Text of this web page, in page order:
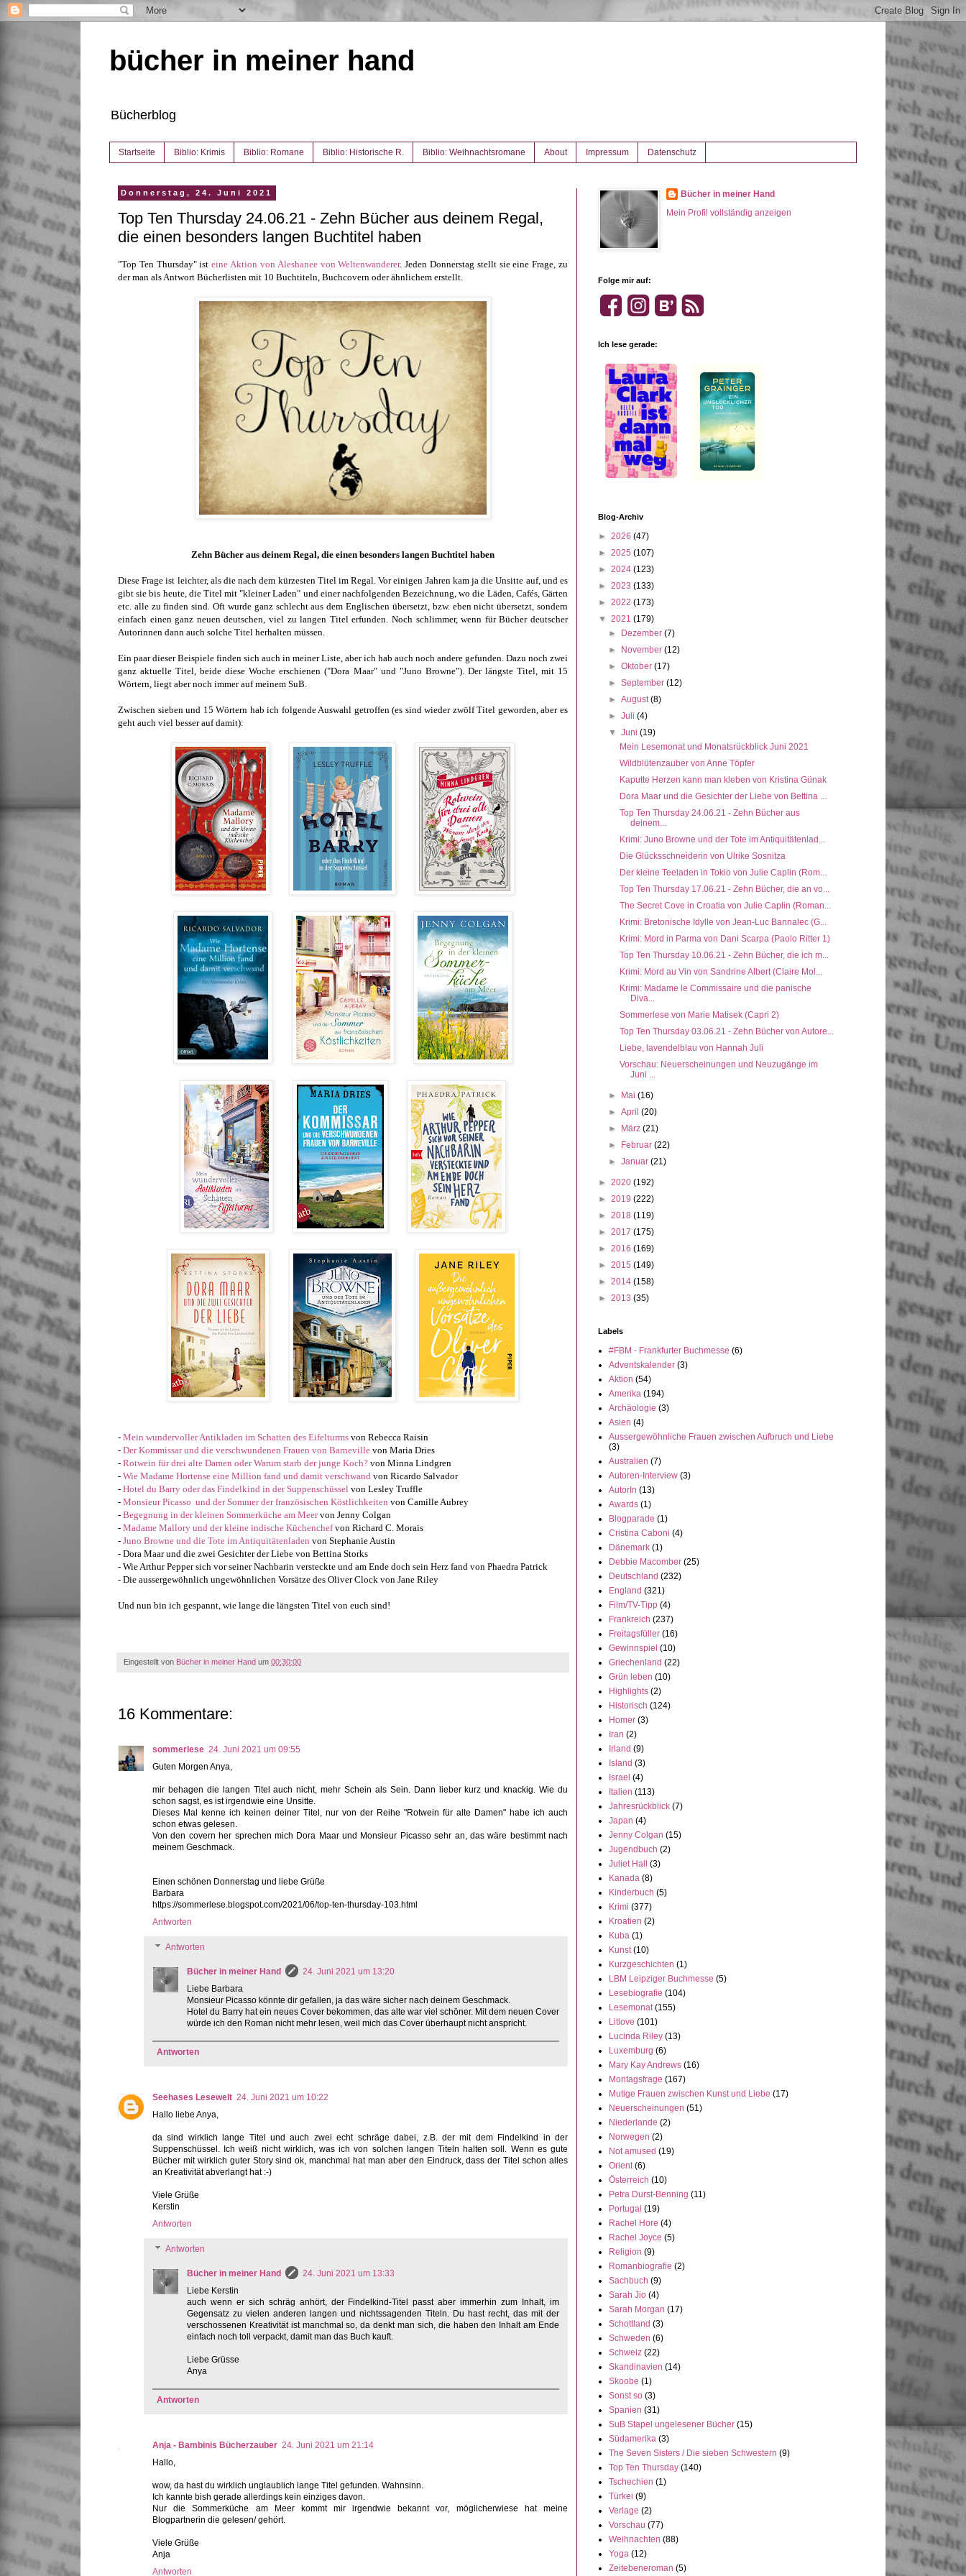
bücher in meiner hand
Bücherblog
Startseite Biblio: Krimis Biblio: Romane Biblio: Historische R. Biblio: Weihnachtsromane About Impressum Datenschutz
Donnerstag, 24. Juni 2021
Top Ten Thursday 24.06.21 - Zehn Bücher aus deinem Regal,
die einen besonders langen Buchtitel haben
"Top Ten Thursday" isteine Aktion von Aleshanee von Weltenwanderer. Jeden Donnerstag stellt sie eine Frage, zu
der man als Antwort Bücherlisten mit 10 Buchtiteln, Buchcovern oder ähnlichem erstellt.
Zehn Bücher aus deinem Regal, die einen besonders langen Buchtitel haben
Diese Frage ist leichter, als die nach dem kürzesten Titel im Regal. Vor einigen Jahren kam ja die Unsitte auf, und es
gibt sie bis heute, die Titel mit "kleiner Laden" und einer nachfolgenden Bezeichnung, wo die Läden, Cafés, Gärten
etc. alle zu finden sind. Oft wurde ganz schlecht aus dem Englischen übersetzt, bzw. eben nicht übersetzt, sondern
einfach einen ganz neuen deutschen, viel zu langen Titel erfunden. Noch schlimmer, wenn für Bücher deutscher
Autorinnen dann auch solche Titel herhalten müssen.
Ein paar dieser Beispiele finden sich auch in meiner Liste, aber ich hab auch noch andere gefunden. Dazu noch zwei
ganz aktuelle Titel, beide diese Woche erschienen ("Dora Maar" und "Juno Browne"). Der längste Titel, mit 15
Wörtern, liegt aber noch immer auf meinem SuB.
Zwischen sieben und 15 Wörtern hab ich folgende Auswahl getroffen (es sind wieder zwölf Titel geworden, aber es
geht auch viel besser auf damit):
- Mein wundervoller Antikladen im Schatten des Eifelturms von Rebecca Raisin
- Der Kommissar und die verschwundenen Frauen von Barneville von Maria Dries
- Rotwein für drei alte Damen oder Warum starb der junge Koch? von Minna Lindgren
- Wie Madame Hortense eine Million fand und damit verschwand von Ricardo Salvador
- Hotel du Barry oder das Findelkind in der Suppenschüssel von Lesley Truffle
- Monsieur Picasso und der Sommer der französischen Köstlichkeiten von Camille Aubrey
- Begegnung in der kleinen Sommerküche am Meervon Jenny Colgan
- Madame Mallory und der kleine indische Küchenchefvon Richard C. Morais
- Juno Browne und die Tote im Antiquitätenladen von Stephanie Austin
- Dora Maar und die zwei Gesichter der Liebe von Bettina Storks
- Wie Arthur Pepper sich vor seiner Nachbarin versteckte und am Ende doch sein Herz fand von Phaedra Patrick
- Die aussergewöhnlich ungewöhnlichen Vorsätze des Oliver Clock von Jane Riley
Und nun bin ich gespannt, wie lange die längsten Titel von euch sind!
Eingestellt von Bücher in meiner Hand um 00:30:00
16 Kommentare:
sommerlese 24. Juni 2021 um 09:55
Guten Morgen Anya,
mir behagen die langen Titel auch nicht, mehr Schein als Sein. Dann lieber kurz und knackig. Wie du
schon sagst, es ist irgendwie eine Unsitte.
Dieses Mal kenne ich keinen deiner Titel, nur von der Reihe "Rotwein für alte Damen" habe ich auch
schon etwas gelesen.
Von den covern her sprechen mich Dora Maar und Monsieur Picasso sehr an, das wäre bestimmt nach
meinem Geschmack.
Einen schönen Donnerstag und liebe Grüße
Barbara
https://sommerlese.blogspot.com/2021/06/top-ten-thursday-103.html
Antworten
Antworten
Bücher in meiner Hand
24. Juni 2021 um 13:20
Liebe Barbara
Monsieur Picasso könnte dir gefallen, ja das wäre sicher nach deinem Geschmack.
Hotel du Barry hat ein neues Cover bekommen, das alte war viel schöner. Mit dem neuen Cover
würde ich den Roman nicht mehr lesen, weil mich das Cover überhaupt nicht anspricht.
Antworten
Seehases Lesewelt 24. Juni 2021 um 10:22
Hallo liebe Anya,
da sind wirklich lange Titel und auch zwei echt schräge dabei, z.B. der mit dem Findelkind in der
Suppenschüssel. Ich weiß nicht wirklich, was ich von solchen langen Titeln halten soll. Wenn es gute
Bücher mit wirklich guter Story sind ok, manchmal hat man aber den Eindruck, dass der Titel schon alles
an Kreativität abverlangt hat :-)
Viele Grüße
Kerstin
Antworten
Antworten
Bücher in meiner Hand
24. Juni 2021 um 13:33
Liebe Kerstin
auch wenn er sich schräg anhört, der Findelkind-Titel passt aber immerhin zum Inhalt, im
Gegensatz zu vielen anderen langen und nichtssagenden Titeln. Du hast recht, das mit der
verschossenen Kreativität ist manchmal so, da denkt man sich, die haben den Inhalt am Ende
einfach noch toll verpackt, damit man das Buch kauft.
Liebe Grüsse
Anya
Antworten
Anja - Bambinis Bücherzauber 24. Juni 2021 um 21:14
Hallo,
wow, da hast du wirklich unglaublich lange Titel gefunden. Wahnsinn.
Ich kannte bish gerade allerdings kein einziges davon.
Nur die Sommerküche am Meer kommt mir irgendwie bekannt vor, möglicherwiese hat meine
Blogpartnerin die gelesen/ gehört.
Viele Grüße
Anja
Antworten
Bücher in meiner Hand
Mein Profil vollständig anzeigen
Folge mir auf:
Ich lese gerade:
Blog-Archiv
► 2026 (47)
► 2025 (107)
► 2024 (123)
► 2023 (133)
► 2022 (173)
▼ 2021 (179)
►
Dezember(7)
►
November(12)
►Oktober(17)
►September(12)
►August(8)
►Juli(4)
▼Juni(19)
Mein Lesemonat und Monatsrückblick Juni 2021
Wildblütenzauber von Anne Töpfer
Kaputte Herzen kann man kleben von Kristina Günak
Dora Maar und die Gesichter der Liebe von Bettina ...
Top Ten Thursday 24.06.21 - Zehn Bücher aus
deinem...
Krimi: Juno Browne und der Tote im Antiquitätenlad...
Die Glücksschneiderin von Ulrike Sosnitza
Der kleine Teeladen in Tokio von Julie Caplin (Rom...
Top Ten Thursday 17.06.21 - Zehn Bücher, die an vo...
The Secret Cove in Croatia von Julie Caplin (Roman...
Krimi: Bretonische Idylle von Jean-Luc Bannalec (G...
Krimi: Mord in Parma von Dani Scarpa (Paolo Ritter 1)
Top Ten Thursday 10.06.21 - Zehn Bücher, die ich m...
Krimi: Mord au Vin von Sandrine Albert (Claire Mol...
Krimi: Madame le Commissaire und die panische
Diva...
Sommerlese von Marie Matisek (Capri 2)
Top Ten Thursday 03.06.21 - Zehn Bücher von Autore...
Liebe, lavendelblau von Hannah Juli
Vorschau: Neuerscheinungen und Neuzugänge im
Juni ...
► Mai(16)
►April(20)
►
März(21)
►
Februar(22)
►Januar(21)
► 2020 (192)
► 2019 (222)
► 2018 (119)
► 2017 (175)
► 2016 (169)
► 2015 (149)
► 2014 (158)
► 2013 (35)
Labels
#FBM - Frankfurter Buchmesse (6)
Adventskalender (3)
Aktion (54)
Amerika (194)
Archäologie (3)
Asien (4)
Aussergewöhnliche Frauen zwischen Aufbruch und Liebe
(3)
Australien (7)
Autoren-Interview (3)
AutorIn (13)
Awards (1)
Blogparade (1)
Cristina Caboni (4)
Dänemark (1)
Debbie Macomber (25)
Deutschland (232)
England (321)
Film/TV-Tipp (4)
Frankreich (237)
Freitagsfüller (16)
Gewinnspiel (10)
Griechenland (22)
Grün leben (10)
Highlights (2)
Historisch (124)
Homer (3)
Iran (2)
Irland (9)
Island (3)
Israel (4)
Italien (113)
Jahresrückblick (7)
Japan (4)
Jenny Colgan (15)
Jugendbuch (2)
Juliet Hall
(3)
Kanada (8)
Kinderbuch (5)
Krimi (377)
Kroatien (2)
Kuba (1)
Kunst (10)
Kurzgeschichten (1)
LBM Leipziger Buchmesse (5)
Lesebiografie (104)
Lesemonat (155)
Litlove (101)
Lucinda Riley (13)
Luxemburg (6)
Mary Kay Andrews (16)
Montagsfrage (167)
Mutige Frauen zwischen Kunst und Liebe (17)
Neuerscheinungen (51)
Niederlande (2)
Norwegen (2)
Not amused (19)
Orient (6)
Österreich (10)
Petra Durst-Benning (11)
Portugal (19)
Rachel Hore (4)
Rachel Joyce (5)
Religion (9)
Romanbiografie (2)
Sachbuch (9)
Sarah Jio (4)
Sarah Morgan (17)
Schottland (3)
Schweden (6)
Schweiz (22)
Skandinavien (14)
Skoobe (1)
Sonst so (3)
Spanien (31)
SuB Stapel ungelesener Bücher (15)
Südamerika (3)
The Seven Sisters / Die sieben Schwestern (9)
Top Ten Thursday (140)
Tschechien (1)
Türkei (9)
Verlage (2)
Vorschau (77)
Weihnachten (88)
Yoga (12)
Zeitebeneroman (5)